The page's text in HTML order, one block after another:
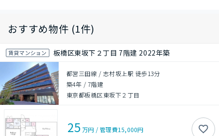
おすすめ物件 (1件)
賃貸マンション 板橋区東坂下２丁目 7階建 2022年築
都営三田線 / 志村坂上駅 徒歩13分
築4年 / 7階建
東京都板橋区東坂下２丁目
25 万円 /管理費15,000円